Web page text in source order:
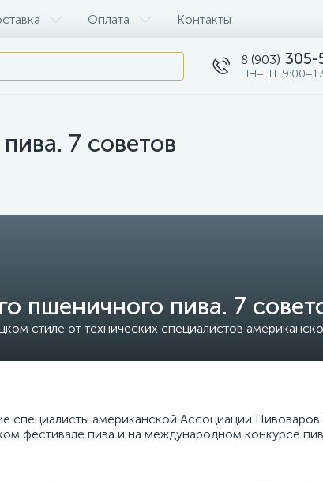
Оплата Контакты
8 (903) 305-
ПН–ПТ
7 советов
пшеничного пива. 7
стиле от технических специалистов
специалисты американской Ассоциации
фестивале пива и на международном конкурсе